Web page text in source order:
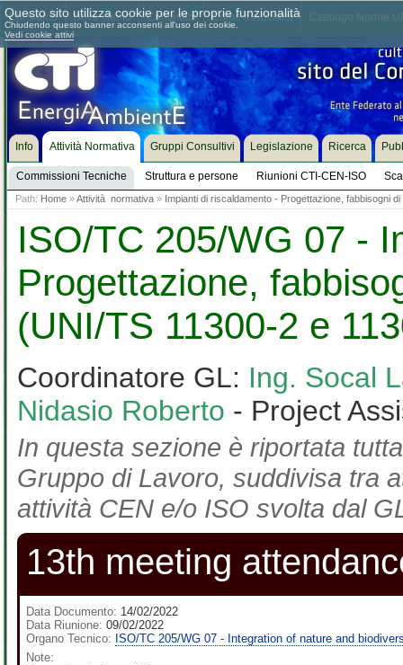
Chi siamo Dove siamo Contattaci Come associarsi
Info Attività Normativa
Commissioni Tecniche Struttura e persone Riunioni CTI-CEN-ISO
Gruppi Consultivi Legislazione Ricerca
Path: Home »Attività normativa » Impianti di riscaldamento - Progettazione, fabbisogni
ISO/TC 205/WG 07 -
Progettazione,
(UNI/TS 11300-2 e
Coordinatore GL: Ing. Socal
Nidasio Roberto - Project
In questa sezione è riportata
Gruppo di Lavoro, suddivisa tra
attività CEN e/o ISO svolta dal
13th meeting
Data Documento: 14/02/2022
Data Riunione: 09/02/2022
Organo Tecnico: ISO/TC 205/WG 07 - Integration of nature and
Note:
Questo sito utilizza cookie per le proprie funzionalità
Chiudendo questo banner acconsenti all'uso dei cookie.
Vedi cookie attivi